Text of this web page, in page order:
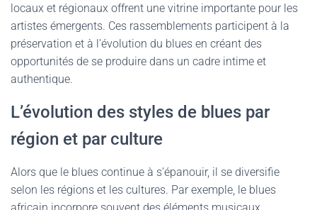
locaux et régionaux offrent une vitrine importante pour les
artistes émergents. Ces rassemblements participent à la
préservation et à l’évolution du blues en créant des
opportunités de se produire dans un cadre intime et
authentique.
L’évolution des styles de blues par
région et par culture
Alors que le blues continue à s’épanouir, il se diversifie
selon les régions et les cultures. Par exemple, le blues